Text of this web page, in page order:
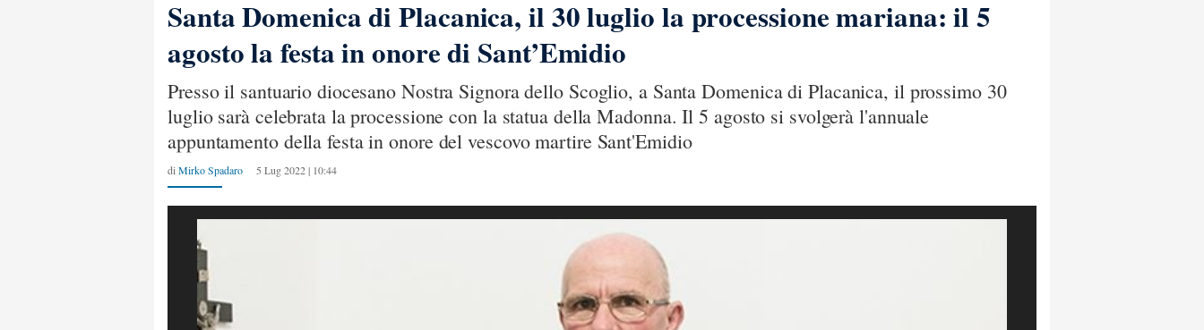
Santa Domenica di Placanica, il 30 luglio la processione mariana: il 5
agosto la festa in onore di Sant’Emidio
Presso il santuario diocesano Nostra Signora dello Scoglio, a Santa Domenica di Placanica, il prossimo 30
luglio sarà celebrata la processione con la statua della Madonna. Il 5 agosto si svolgerà l'annuale
appuntamento della festa in onore del vescovo martire Sant'Emidio
di Mirko Spadaro 5 Lug 2022 | 10:44